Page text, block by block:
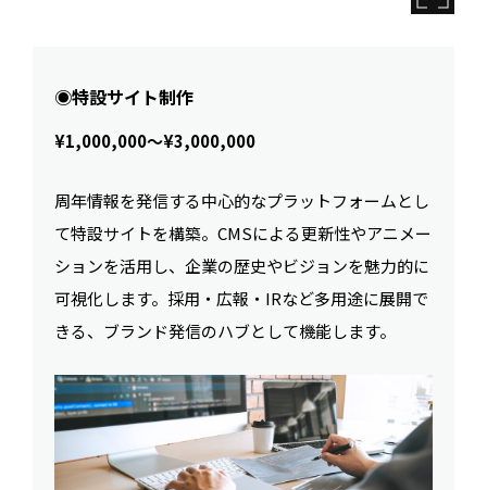
◉特設サイト制作
¥1,000,000〜¥3,000,000
周年情報を発信する中心的なプラットフォームとし
て特設サイトを構築。CMSによる更新性やアニメー
ションを活用し、企業の歴史やビジョンを魅力的に
可視化します。採用・広報・IRなど多用途に展開で
きる、ブランド発信のハブとして機能します。